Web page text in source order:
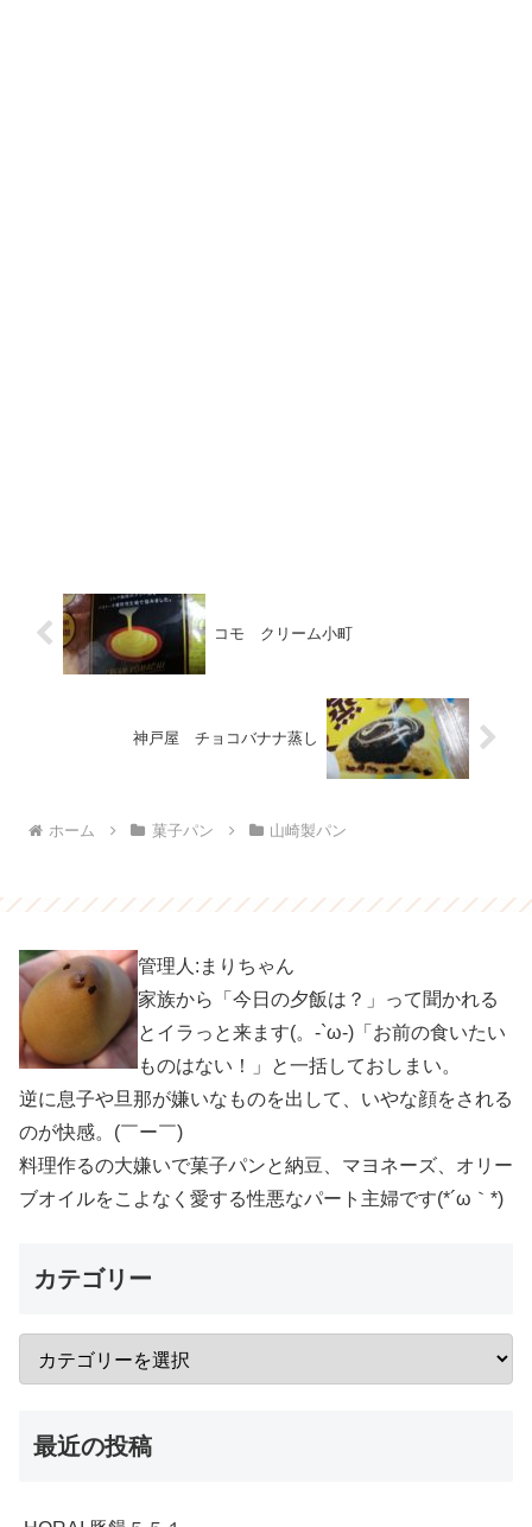
コモ クリーム小町
神戸屋 チョコバナナ蒸し
ホーム 菓子パン 山崎製パン
管理人:まりちゃん
家族から「今日の夕飯は？」って聞かれる
とイラっと来ます(。-`ω-)「お前の食いたい
ものはない！」と一括しておしまい。
逆に息子や旦那が嫌いなものを出して、いやな顔をされる
のが快感。(￣ー￣)
料理作るの大嫌いで菓子パンと納豆、マヨネーズ、オリー
ブオイルをこよなく愛する性悪なパート主婦です(*´ω｀*)
カテゴリー
最近の投稿